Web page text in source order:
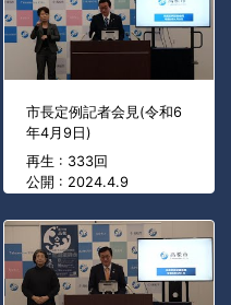
市長定例記者会見(令和6
年4月9日)
再生 : 333回
公開 : 2024.4.9